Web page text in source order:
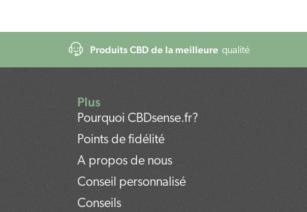
Produits CBD de la meilleure qualité
Plus
Pourquoi CBDsense.fr?
Points de fidélité
A propos de nous
Conseil personnalisé
Conseils